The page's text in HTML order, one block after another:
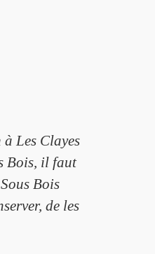
Les Clayes
Bois, il faut
Bois
de les